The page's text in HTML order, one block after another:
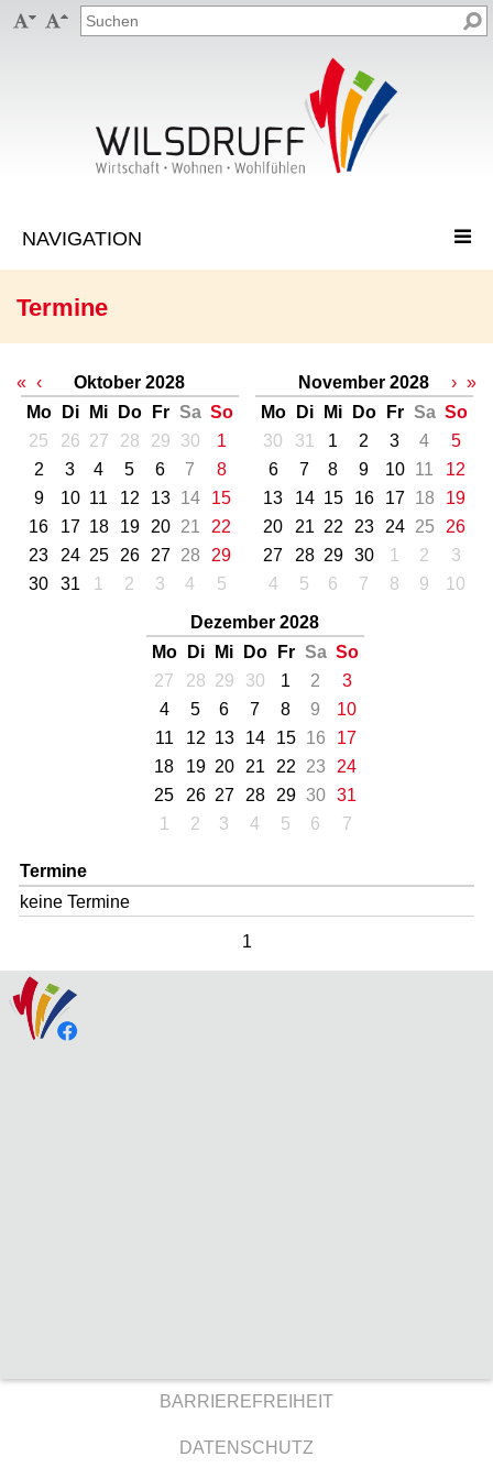
 
Termine
« ‹
Oktober 2028
Mo
Di Mi Do Fr Sa So
25
26 27 28 29 30
1
2
3 4 5 6 7
8
9
10 11 12 13 14
15
16
17 18 19 20 21
22
23
24 25 26 27 28
29
30
31 1 2 3 4 5
November 2028
Mo
Di Mi Do Fr Sa So
30
31 1 2 3 4
5
6
7 8 9 10 11
12
13
14 15 16 17 18
19
20
21 22 23 24 25
26
27
28 29 30 1 2
3
4
5 6 7 8 9 10
Dezember 2028
Mo
Di Mi Do Fr Sa So
27
28 29 30 1 2
3
4
5 6 7 8 9
10
11
12 13 14 15 16
17
18
19 20 21 22 23
24
25
26 27 28 29 30
31
1
2 3 4 5 6 7
› »
Termine
keine Termine
1
BARRIEREFREIHEIT
DATENSCHUTZ